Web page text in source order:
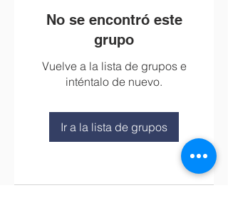
No se encontró este
grupo
Vuelve a la lista de grupos e
inténtalo de nuevo.
Ir a la lista de grupos